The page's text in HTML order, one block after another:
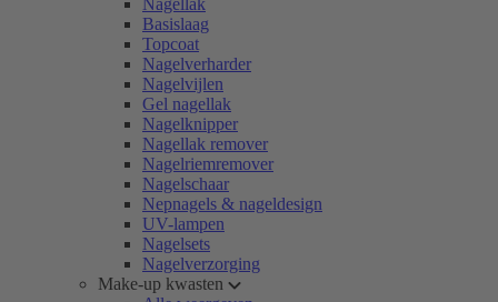
Nagellak
Basislaag
Topcoat
Nagelverharder
Nagelvijlen
Gel nagellak
Nagelknipper
Nagellak remover
Nagelriemremover
Nagelschaar
Nepnagels & nageldesign
UV-lampen
Nagelsets
Nagelverzorging
Make-up kwasten